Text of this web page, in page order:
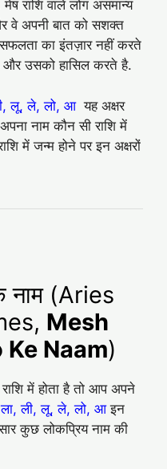
राशि वाले लोग असमान्य
वे अपनी बात को सशक्त
का इंतज़ार नहीं करते
और उसको हासिल करते है.
लू, ले, लो, आयह अक्षर
नाम कौन सी राशि में
में जन्म होने पर इन अक्षरों
नाम (Aries
Mesh
Ke Naam)
में होता है तो आप अपने
ली, लू, ले, लो, आइन
कुछ लोकप्रिय नाम की